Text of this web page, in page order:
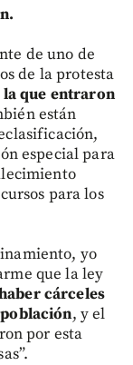
de uno de
de la protesta
la que entraron
están
especial para
para los
yo
que la ley
cárceles
, y el
por esta